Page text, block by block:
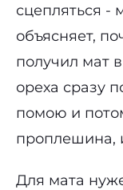
сцепляться -
объясняет,
получил мат
ореха сразу
помою и
проплешина,
Для мата